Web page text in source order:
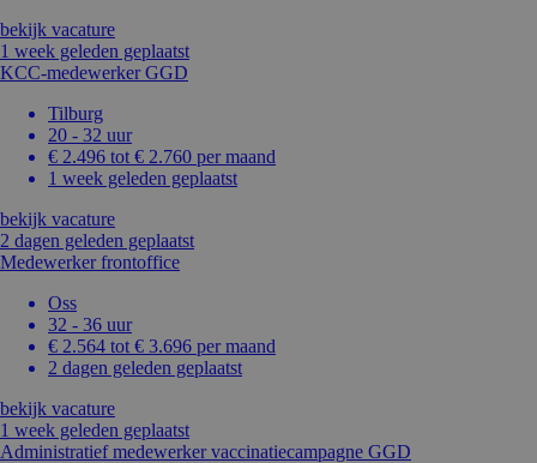
bekijk vacature
1 week geleden geplaatst
KCC-medewerker GGD
Tilburg
20 - 32 uur
€ 2.496 tot € 2.760 per maand
1 week geleden geplaatst
bekijk vacature
2 dagen geleden geplaatst
Medewerker frontoffice
Oss
32 - 36 uur
€ 2.564 tot € 3.696 per maand
2 dagen geleden geplaatst
bekijk vacature
1 week geleden geplaatst
Administratief medewerker vaccinatiecampagne GGD